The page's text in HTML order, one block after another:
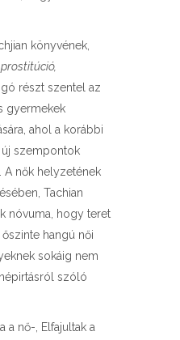
könyvének,
részt szentel az
gyermekek
ahol a korábbi
szempontok
A nők helyzetének
Tachian
nóvuma, hogy teret
hangú női
sokáig nem
szóló
a nő-, Elfajultak a